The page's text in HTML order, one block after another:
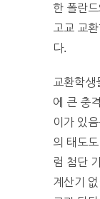
한 폴란
고교 교
다.
교환학생
에 큰 충
이가 있
의 태도
럼 첨단
계산기